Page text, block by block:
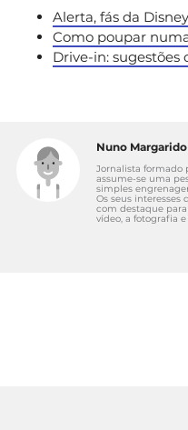
Alerta, fás da
Como poupar
Drive-in: sugestões
Nuno Margarido
Jornalista formado
assume-se uma
simples
Os seus interesses
com destaque
vídeo, a fotografia